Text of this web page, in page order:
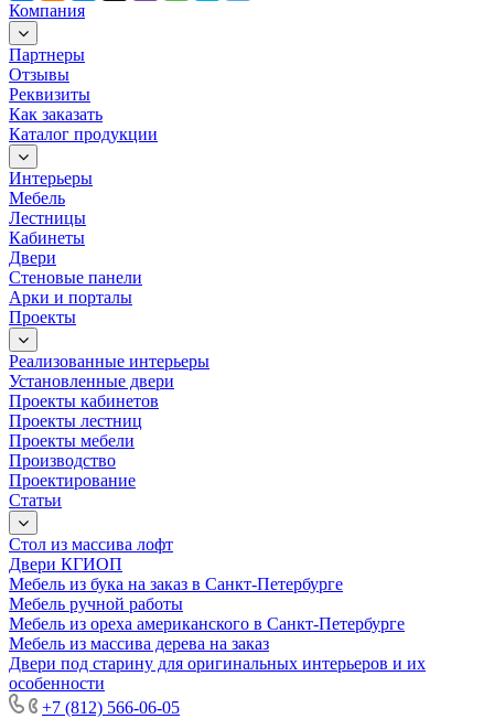
Компания
Партнеры
Отзывы
Реквизиты
Как заказать
Каталог продукции
Интерьеры
Мебель
Лестницы
Кабинеты
Двери
Стеновые панели
Арки и порталы
Проекты
Реализованные интерьеры
Установленные двери
Проекты кабинетов
Проекты лестниц
Проекты мебели
Производство
Проектирование
Статьи
Стол из массива лофт
Двери КГИОП
Мебель из бука на заказ в Санкт-Петербурге
Мебель ручной работы
Мебель из ореха американского в Санкт-Петербурге
Мебель из массива дерева на заказ
Двери под старину для оригинальных интерьеров и их
особенности
+7 (812) 566-06-05